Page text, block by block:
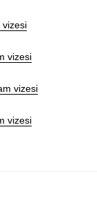
vizesi
vizesi
vizesi
vizesi